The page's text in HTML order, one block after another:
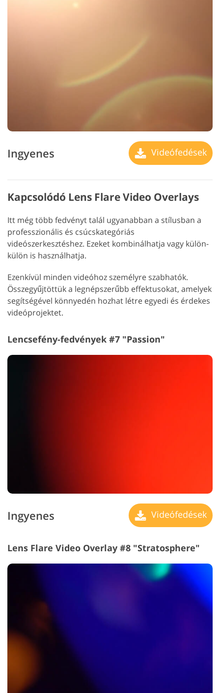
Ingyenes Videófedések
Kapcsolódó Lens Flare Video Overlays
Itt még több fedvényt talál ugyanabban a stílusban a
professzionális és csúcskategóriás
videószerkesztéshez. Ezeket kombinálhatja vagy külön-
külön is használhatja.
Ezenkívül minden videóhoz személyre szabhatók.
Összegyűjtöttük a legnépszerűbb effektusokat, amelyek
segítségével könnyedén hozhat létre egyedi és érdekes
videóprojektet.
Lencsefény-fedvények #7 "Passion"
Ingyenes Videófedések
Lens Flare Video Overlay #8 "Stratosphere"